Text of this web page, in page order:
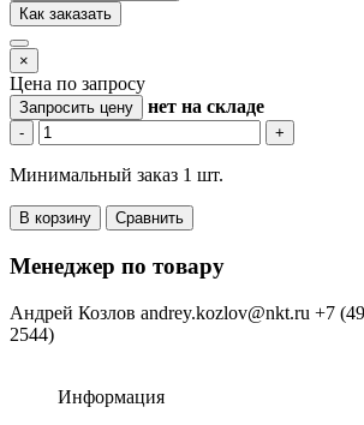
Как заказать
×
Цена по запросу
Запросить цену нет на складе
- +
Минимальный заказ 1 шт.
В корзину Сравнить
Менеджер по товару
Андрей Козлов andrey.kozlov@nkt.ru +7
2544)
Информация